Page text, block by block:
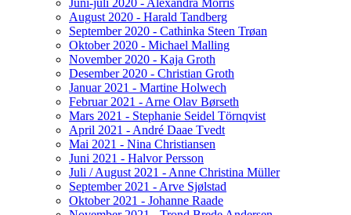
August 2020 - Harald Tandberg
September 2020 - Cathinka Steen Trøan
Oktober 2020 - Michael Malling
November 2020 - Kaja Groth
Desember 2020 - Christian Groth
Januar 2021 - Martine Holwech
Februar 2021 - Arne Olav Børseth
Mars 2021 - Stephanie Seidel Törnqvist
April 2021 - André Daae Tvedt
Mai 2021 - Nina Christiansen
Juni 2021 - Halvor Persson
Juli / August 2021 - Anne Christina Müller
September 2021 - Arve Sjølstad
Oktober 2021 - Johanne Raade